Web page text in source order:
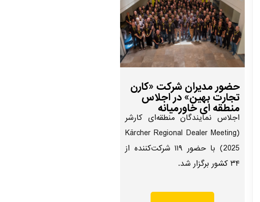
حضور مدیران شرکت «کارن
تجارت بهین» در اجلاس
منطقه ای خاورمیانه
اجلاس نمایندگان منطقه‌ای کارشر
(Kärcher Regional Dealer Meeting
2025) با حضور ۱۱۹ شرکت‌کننده از
۳۴ کشور برگزار شد.